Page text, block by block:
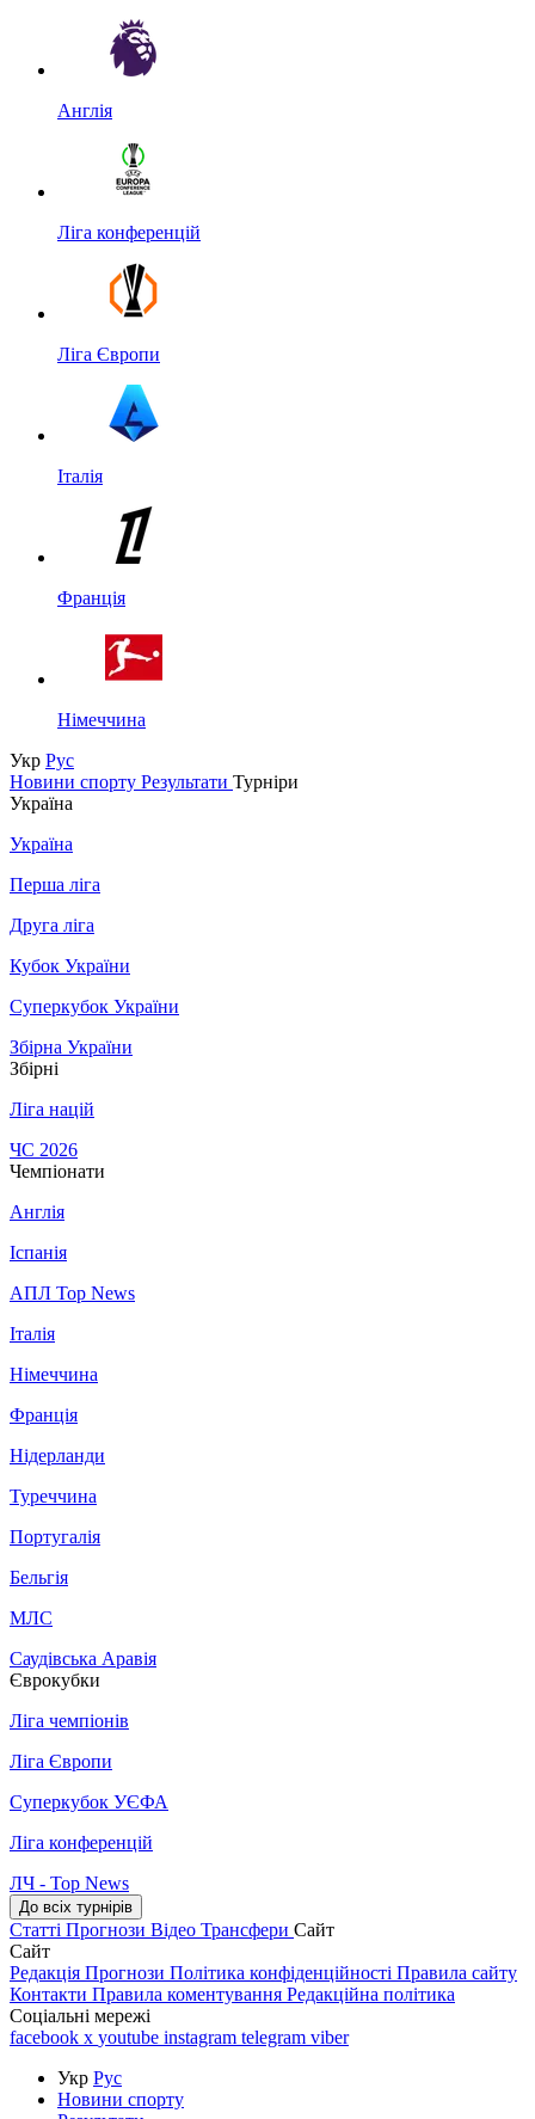
Англія
Ліга конференцій
Ліга Європи
Італія
Франція
Німеччина
Укр Рус
Новини спорту Результати Турніри
Україна
Україна
Перша ліга
Друга ліга
Кубок України
Суперкубок України
Збірна України
Збірні
Ліга націй
ЧС 2026
Чемпіонати
Англія
Іспанія
АПЛ Top News
Італія
Німеччина
Франція
Нідерланди
Туреччина
Португалія
Бельгія
МЛС
Саудівська Аравія
Єврокубки
Ліга чемпіонів
Ліга Європи
Суперкубок УЄФА
Ліга конференцій
ЛЧ - Top News
До всіх турнірів
Статті Прогнози Відео Трансфери Сайт
Сайт
Редакція Прогнози Політика конфіденційності Правила сайту
Контакти Правила коментування Редакційна політика
Соціальні мережі
facebook x youtube instagram telegram viber
Укр Рус
Новини спорту